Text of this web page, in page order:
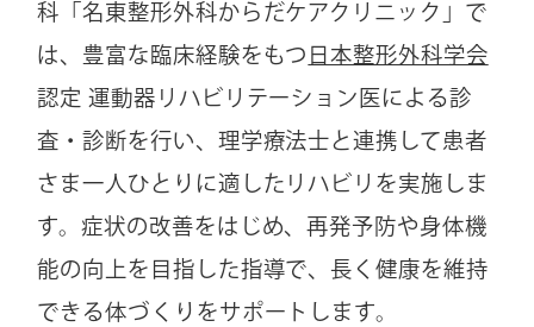
科「名東整形外科からだケアクリニック」で
は、豊富な臨床経験をもつ 日本整形外科学会
認定 運動器リハビリテーション医による診
査・診断を行い、理学療法士と連携して患者
さま一人ひとりに適したリハビリを実施しま
す。症状の改善をはじめ、再発予防や身体機
能の向上を目指した指導で、長く健康を維持
できる体づくりをサポートします。